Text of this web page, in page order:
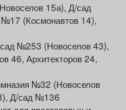
15а), Д/сад
(Космонавтов 14),
№253 (Новоселов 43),
46, Архитекторов 24,
№32 (Новоселов
Д/сад №136